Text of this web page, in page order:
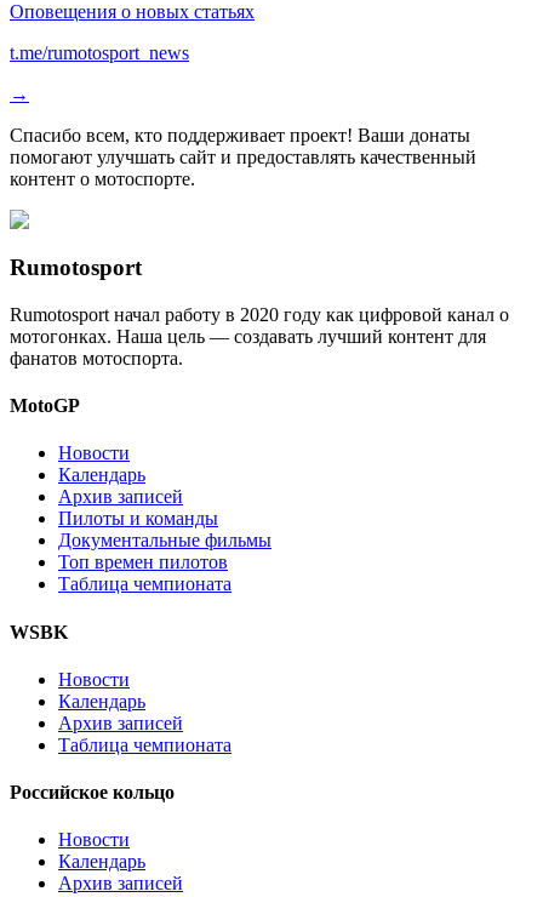
Оповещения о новых статьях
t.me/rumotosport_news
→
Спасибо всем, кто поддерживает проект! Ваши донаты
помогают улучшать сайт и предоставлять качественный
контент о мотоспорте.
Rumotosport
Rumotosport начал работу в 2020 году как цифровой канал о
мотогонках. Наша цель — создавать лучший контент для
фанатов мотоспорта.
MotoGP
Новости
Календарь
Архив записей
Пилоты и команды
Документальные фильмы
Топ времен пилотов
Таблица чемпионата
WSBK
Новости
Календарь
Архив записей
Таблица чемпионата
Российское кольцо
Новости
Календарь
Архив записей